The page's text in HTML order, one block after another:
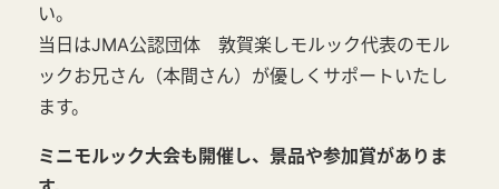
い。
当日はJMA公認団体 敦賀楽しモルック代表のモル
ックお兄さん（本間さん）が優しくサポートいたし
ます。
ミニモルック大会も開催し、景品や参加賞がありま